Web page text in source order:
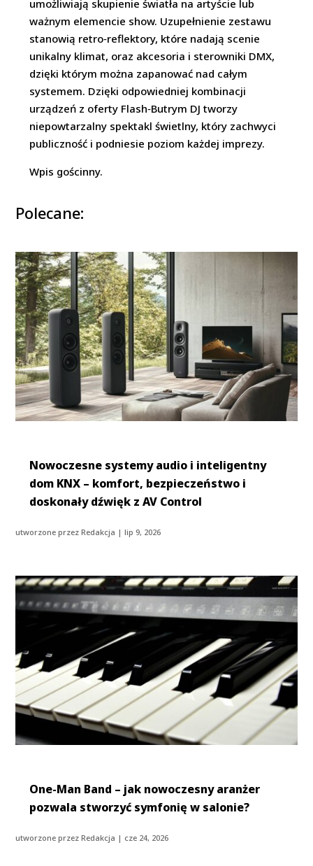
umożliwiają skupienie światła na artyście lub
ważnym elemencie show. Uzupełnienie zestawu
stanowią retro‑reflektory, które nadają scenie
unikalny klimat, oraz akcesoria i sterowniki DMX,
dzięki którym można zapanować nad całym
systemem. Dzięki odpowiedniej kombinacji
urządzeń z oferty Flash‑Butrym DJ tworzy
niepowtarzalny spektakl świetlny, który zachwyci
publiczność i podniesie poziom każdej imprezy.
Wpis gościnny.
Polecane:
Nowoczesne systemy audio i inteligentny
dom KNX – komfort, bezpieczeństwo i
doskonały dźwięk z AV Control
utworzone przezRedakcja |lip 9, 2026
One-Man Band – jak nowoczesny aranżer
pozwala stworzyć symfonię w salonie?
utworzone przezRedakcja | cze 24, 2026